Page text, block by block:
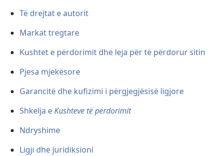
Të drejtat e autorit
Markat tregtare
Kushtet e përdorimit dhe leja për të përdorur sitin
Pjesa mjekësore
Garancitë dhe kufizimi i përgjegjësisë ligjore
Shkelja eKushteve të përdorimit
Ndryshime
Ligji dhe juridiksioni